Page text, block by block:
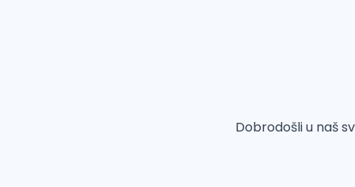
Dobrodošli u naš